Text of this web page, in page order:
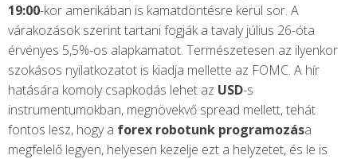
19:00-kor amerikában is kamatdöntésre kerül sor. A
várakozások szerint tartani fogják a tavaly július 26-óta
érvényes 5,5%-os alapkamatot. Természetesen az ilyenkor
szokásos nyilatkozatot is kiadja mellette az FOMC. A hír
hatására komoly csapkodás lehet az USD-s
instrumentumokban, megnövekvő spread mellett, tehát
fontos lesz, hogy a forex robotunk programozása
megfelelő legyen, helyesen kezelje ezt a helyzetet, és le is